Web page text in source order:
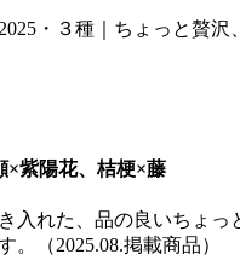
・３種｜ちょっと贅
×紫陽花、桔梗×藤
れた、品の良いちょ
（2025.08.掲載商品）